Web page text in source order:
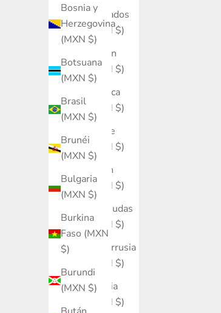
Bosnia y
Herzegovina
(MXN $)
Botsuana
(MXN $)
Brasil
(MXN $)
Brunéi
(MXN $)
Bulgaria
(MXN $)
Burkina
Faso (MXN
$)
Burundi
(MXN $)
Barbados
(MXN $)
Baréin
(MXN $)
Bélgica
(MXN $)
Belice
(MXN $)
Benín
(MXN $)
Bermudas
(MXN $)
Bielorrusia
(MXN $)
Bolivia
(MXN $)